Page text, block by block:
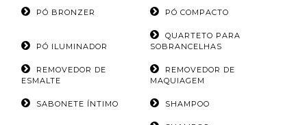
PÓ BRONZER PÓ COMPACTO
PÓ ILUMINADOR
QUARTETO PARA
SOBRANCELHAS
REMOVEDOR DE
ESMALTE
REMOVEDOR DE
MAQUIAGEM
SABONETE ÍNTIMO SHAMPOO